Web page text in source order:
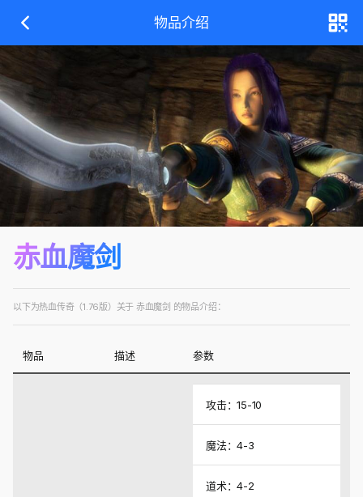
物品介绍
赤血魔剑
以下为热血传奇（1.76版）关于 赤血魔剑 的物品介绍：
物品 描述 参数
攻击：15-10
魔法：4-3
道术：4-2